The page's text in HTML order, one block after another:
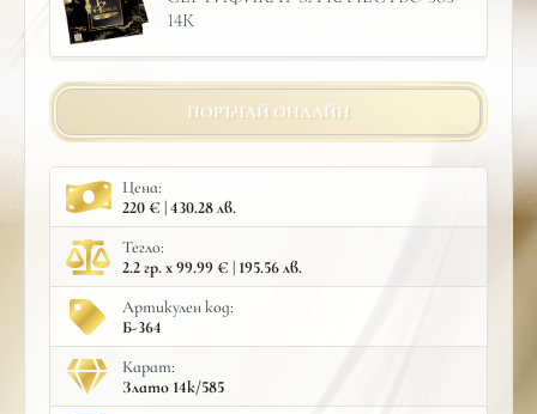
14К
ПОРЪЧАЙ ОНЛАЙН
Цена:
220 € | 430.28 лв.
Тегло:
2.2 гр. x 99.99 € | 195.56 лв.
Артикулен код:
Б-364
Карат:
Злато 14к/585